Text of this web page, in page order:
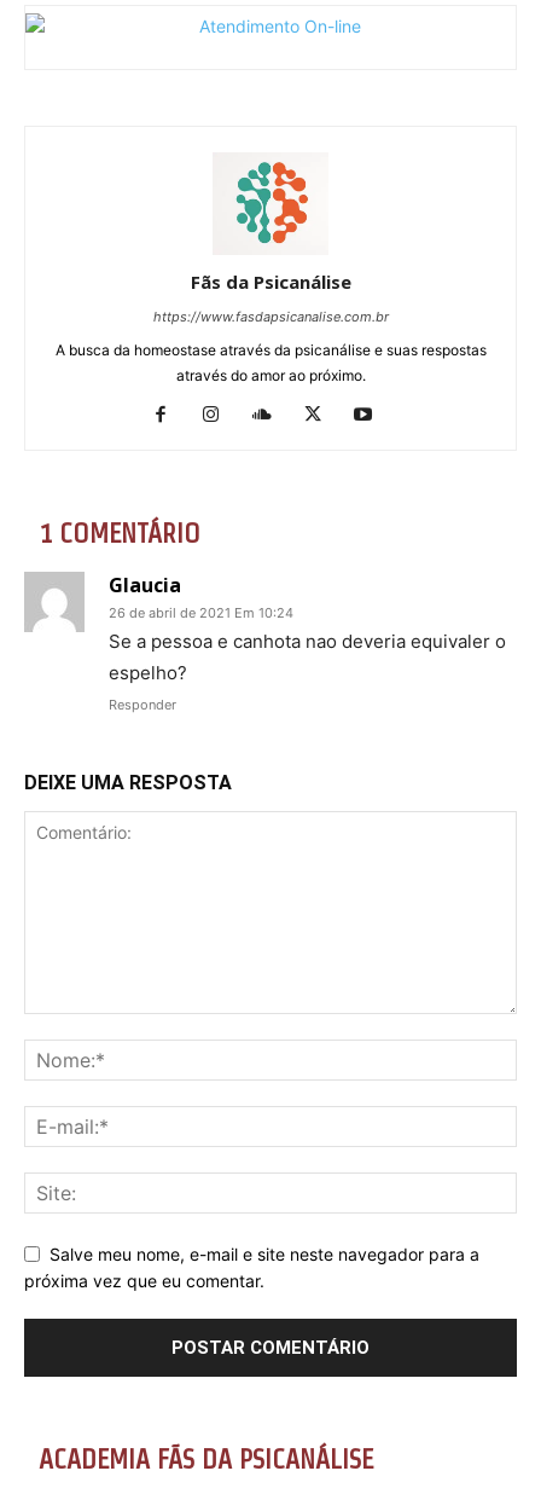
Fãs da Psicanálise
https://www.fasdapsicanalise.com.br
A busca da homeostase através da psicanálise e suas respostas
através do amor ao próximo.
1 COMENTÁRIO
Glaucia
26 de abril de 2021 Em 10:24
Se a pessoa e canhota nao deveria equivaler o
espelho?
Responder
DEIXE UMA RESPOSTA
Salve meu nome, e-mail e site neste navegador para a
próxima vez que eu comentar.
ACADEMIA FÃS DA PSICANÁLISE